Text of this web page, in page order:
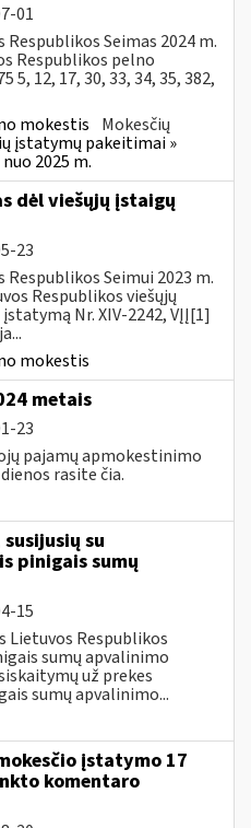
01
Seimas 2024 m.
Respublikos pelno
12, 17, 30, 33, 34, 35, 382,
mokestis Mokesčių
įstatymų pakeitimai »
2025 m.
dėl viešųjų įstaigų
23
Seimui 2023 m.
Respublikos viešųjų
Nr. XIV-2242, VĮĮ[1]
mokestis
metais
23
pajamų apmokestinimo
rasite čia.
su
pinigais sumų
15
Respublikos
sumų apvalinimo
už prekes
sumų apvalinimo...
įstatymo 17
komentaro